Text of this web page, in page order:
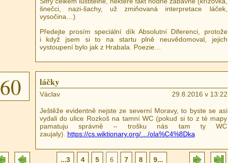
šnečci, nazi-šachy, už zmiňovaná interpretace láček,
vysočina…)
Předejte prosím speciální dík Absolutní Diferenci, protože
i když jsem si to na startu plně neuvědomoval, jejich
vystoupení bylo jak z Hrabala. Poezie…
60 láčky
Václav 29.8.2016 v 13:22
Ještěže evidentně nejste ze severní Moravy, to byste se asi
vydali do ulice Rozkoš na tamní WC (pokud si to z té mapy
pamatuju správně – trošku nás tam ty WC
zaujaly). https://cs.wiktionary.org/…/ola%C4%8Dka
...3 4 5 6 7 8 9...